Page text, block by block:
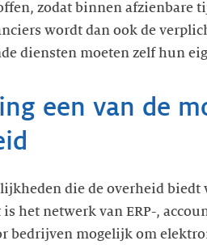
zodat binnen afzienbare
wordt dan ook de
diensten moeten zelf hun
een van de
die de overheid
het netwerk van ERP-,
bedrijven mogelijk om